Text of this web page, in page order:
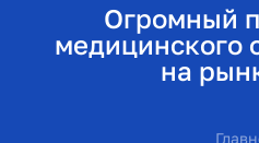
Огромный
медицинского
на